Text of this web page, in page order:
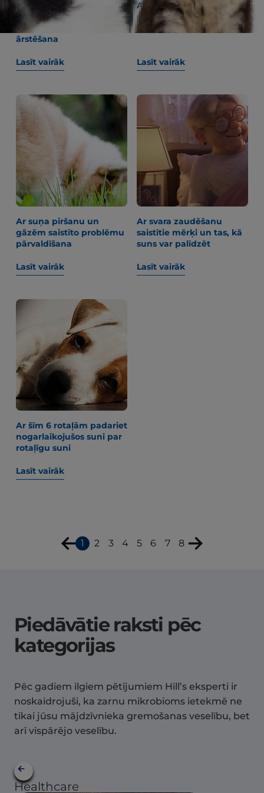
Alopēcija un
apmatojuma zudums
suņiem: cēloņi un
ārstēšana
Lasīt vairāk
Ar ko barot kuci
grūtniecības vai kucēnu
zīdīšanas laikā
Lasīt vairāk
Ar suņa piršanu un
gāzēm saistīto problēmu
pārvaldīšana
Lasīt vairāk
Ar svara zaudēšanu
saistītie mērķi un tas, kā
suns var palīdzēt
Lasīt vairāk
Ar šīm 6 rotaļām padariet
nogarlaikojušos suni par
rotaļīgu suni
Lasīt vairāk
1 2 3 4 5 6 7 8
Piedāvātie raksti pēc
kategorijas
Pēc gadiem ilgiem pētījumiem Hill’s eksperti ir
noskaidrojuši, ka zarnu mikrobioms ietekmē ne
tikai jūsu mājdzīvnieka gremošanas veselību, bet
arī vispārējo veselību.
Healthcare